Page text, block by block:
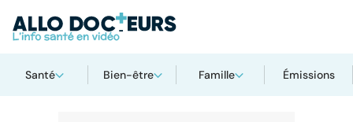
Santé Bien-être Famille Émissions